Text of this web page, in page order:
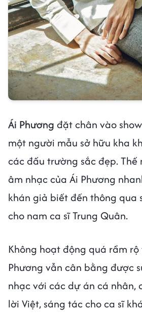
Ái Phương đặt chân vào
một người mẫu sở hữu kha
các đấu trường sắc đẹp.
âm nhạc của Ái Phương
khán giả biết đến thông qua
cho nam ca sĩ Trung Quân.
Không hoạt động quá rầm
Phương vẫn cân bằng được
nhạc với các dự án cá nhân,
lời Việt, sáng tác cho ca sĩ